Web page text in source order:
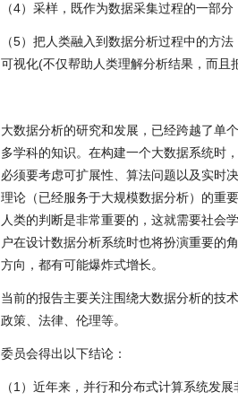
（4）采样，既作为数据采集过程的一部
（5）把人类融入到数据分析过程中的方
可视化(不仅帮助人类理解分析结果，而且
大数据分析的研究和发展，已经跨越了单
多学科的知识。在构建一个大数据系统时
必须要考虑可扩展性、算法问题以及实时
理论（已经服务于大规模数据分析）的重
人类的判断是非常重要的，这就需要社会
户在设计数据分析系统时也将扮演重要的
方向，都有可能爆炸式增长。
当前的报告主要关注围绕大数据分析的
政策、法律、伦理等。
委员会得出以下结论：
（1）近年来，并行和分布式计算系统发